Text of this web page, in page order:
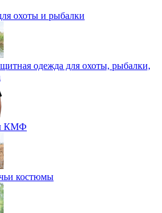
охоты и рыбалки
одежда для охоты, рыбалки,
КМФ
костюмы